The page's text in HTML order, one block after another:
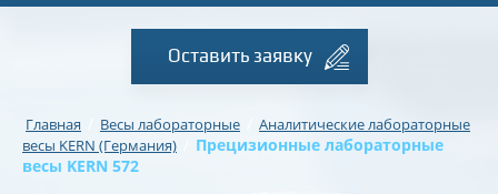
Оставить заявку
Главная Весы лабораторные
Аналитические лабораторные
весы KERN (Германия)
Прецизионные лабораторные
весы KERN 572